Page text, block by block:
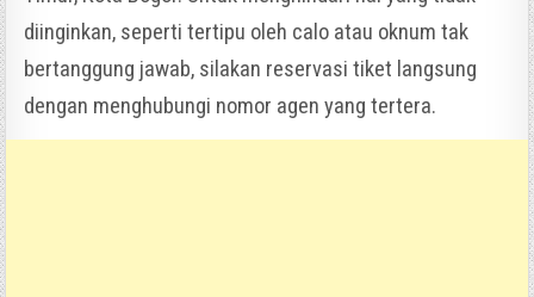
diinginkan, seperti tertipu oleh calo atau oknum tak
bertanggung jawab, silakan reservasi tiket langsung
dengan menghubungi nomor agen yang tertera.